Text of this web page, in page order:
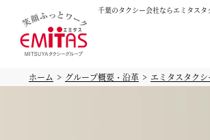
千葉のタクシー会社ならエミタスタ
ホーム グループ概要・沿革 エミタスタク